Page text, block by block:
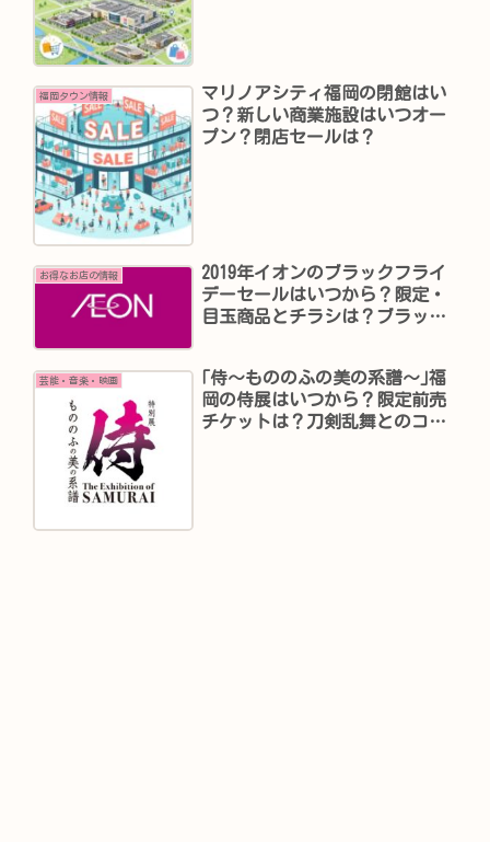
福岡タウン情報
マリノアシティ福岡の閉館はい
つ？新しい商業施設はいつオー
プン？閉店セールは？
お得なお店の情報
2019年イオンのブラックフライ
デーセールはいつから？限定・
目玉商品とチラシは？ブラック
芸能・音楽・映画
｢侍～もののふの美の系譜～｣福
岡の侍展はいつから？限定前売
チケットは？刀剣乱舞とのコラ